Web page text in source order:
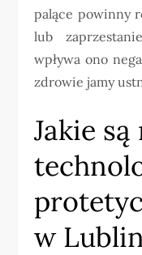
palące powinny
lub
wpływa ono
zdrowie jamy
Jakie
w